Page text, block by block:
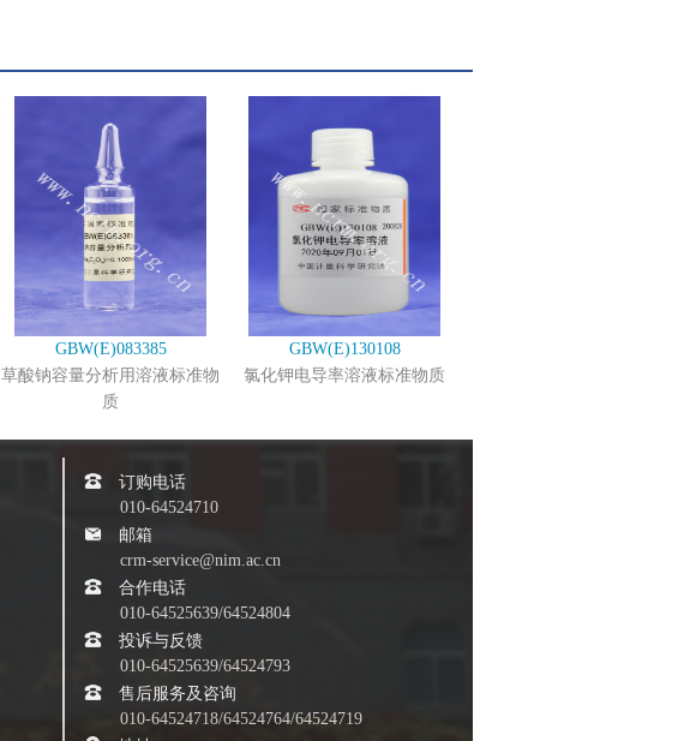
GBW(E)083385
草酸钠容量分析用溶液标准物
质
GBW(E)130108
氯化钾电导率溶液标准物质
订购电话
010-64524710
邮箱
crm-service@nim.ac.cn
合作电话
010-64525639/64524804
投诉与反馈
010-64525639/64524793
售后服务及咨询
010-64524718/64524764/64524719